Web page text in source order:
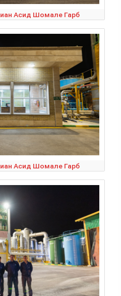
Асид Шомале Гарб
Асид Шомале Гарб